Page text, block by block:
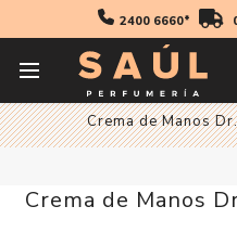
2400 6660*
Inicio
Crema de Manos
Crema de Manos